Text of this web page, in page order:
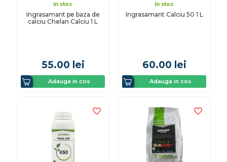
In stoc
Ingrasamant pe baza de
calciu Chelan Calciu 1 L
55.00 lei
Adauga in cos
In stoc
Ingrasamant Calciu 50 1 L
60.00 lei
Adauga in cos